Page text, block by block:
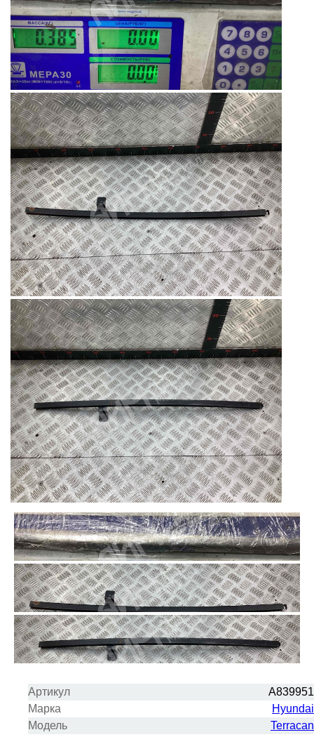
Артикул
A839951
Марка
Hyundai
Модель
Terracan